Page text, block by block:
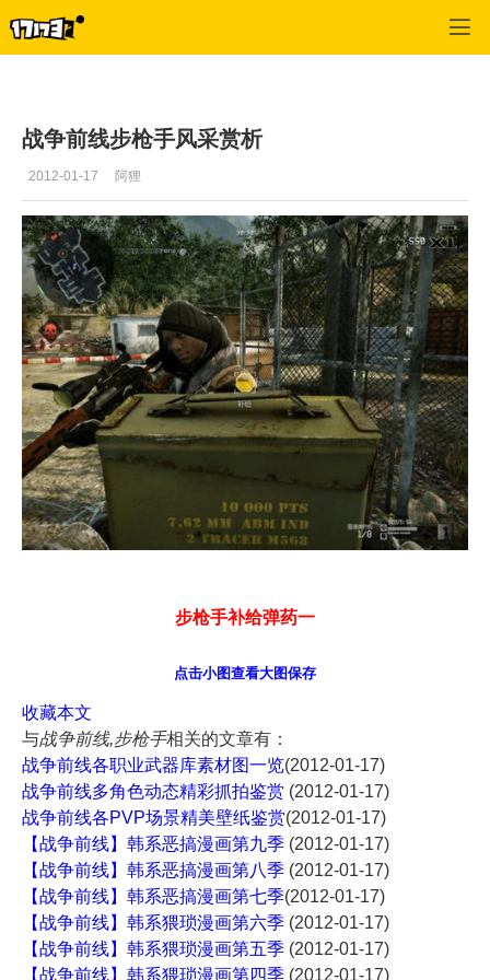
战争前线步枪手风采赏析
2012-01-17 阿狸
步枪手补给弹药一
点击小图查看大图保存
收藏本文
与战争前线,步枪手相关的文章有：
战争前线各职业武器库素材图一览(2012-01-17)
战争前线多角色动态精彩抓拍鉴赏 (2012-01-17)
战争前线各PVP场景精美壁纸鉴赏(2012-01-17)
【战争前线】韩系恶搞漫画第九季 (2012-01-17)
【战争前线】韩系恶搞漫画第八季 (2012-01-17)
【战争前线】韩系恶搞漫画第七季(2012-01-17)
【战争前线】韩系猥琐漫画第六季 (2012-01-17)
【战争前线】韩系猥琐漫画第五季 (2012-01-17)
【战争前线】韩系猥琐漫画第四季 (2012-01-17)